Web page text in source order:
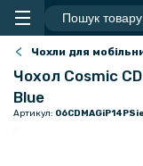
Чохли для
Чохол Cosmic
Blue
Артикул: